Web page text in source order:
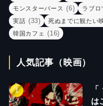
モンスターバース (6) ラブロ
実話 (33) 死ぬまでに観たい
韓国カフェ (16)
人気記事（映画）
は